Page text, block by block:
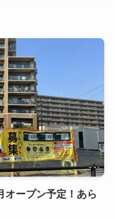
オープン予定！あら